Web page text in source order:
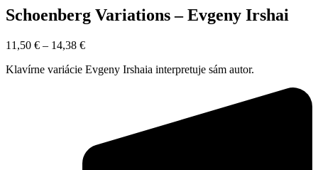
Schoenberg Variations – Evgeny Irshai
11,50 € – 14,38 €
Klavírne variácie Evgeny Irshaia interpretuje sám autor.